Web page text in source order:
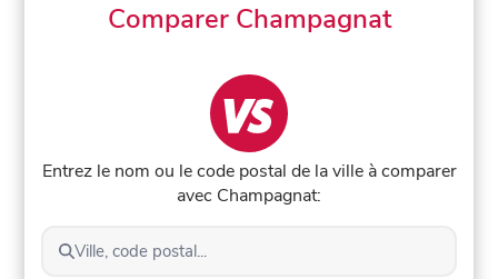
Comparer Champagnat
Entrez le nom ou le code postal de la ville à comparer
avec Champagnat:
Ville, code postal...